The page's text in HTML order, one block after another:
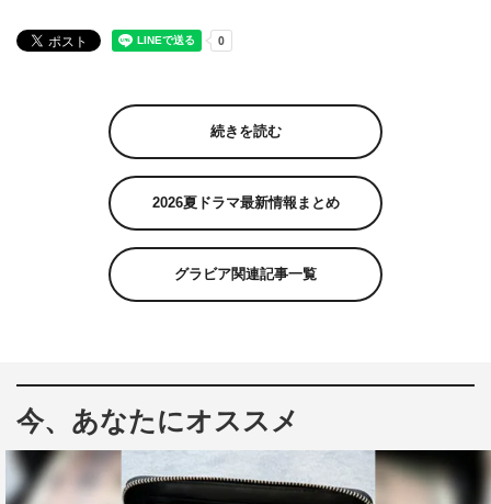
続きを読む
2026夏ドラマ最新情報まとめ
グラビア関連記事一覧
今、あなたにオススメ